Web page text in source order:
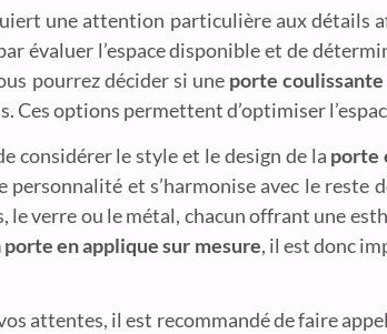
une attention particulière aux détails
évaluer l’espace disponible et de
pourrez décider si une porte
Ces options permettent d’optimiser
considérer le style et le design de la porte
et s’harmonise avec le
verre ou le métal, chacun offrant une
porte en applique sur mesure, il est donc
attentes, il est recommandé de faire